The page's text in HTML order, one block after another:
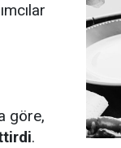
göre,
.